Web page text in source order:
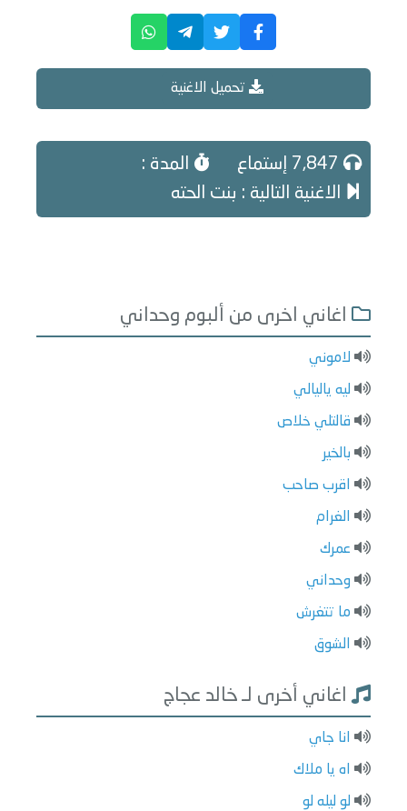
تحميل الاغنية
المدة :
الاغنية التالية : بنت الحته
اغاني اخرى من ألبوم وحداني
لاموني
ليه ياليالي
قالتلي خلاص
بالخير
اقرب صاحب
الغرام
عمرك
وحداني
ما تتغرش
الشوق
اغاني أخرى لـ خالد عجاج
انا جاي
اه يا ملاك
لو ليله لو